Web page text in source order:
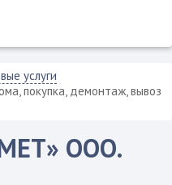
услуги
покупка, демонтаж, вывоз
ООО.